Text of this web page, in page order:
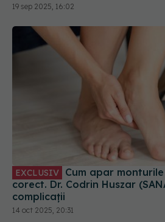
19 sep 2025, 16:02
EXCLUSIV
corect. Dr. Codrin Huszar
complicații
14 oct 2025, 20:31